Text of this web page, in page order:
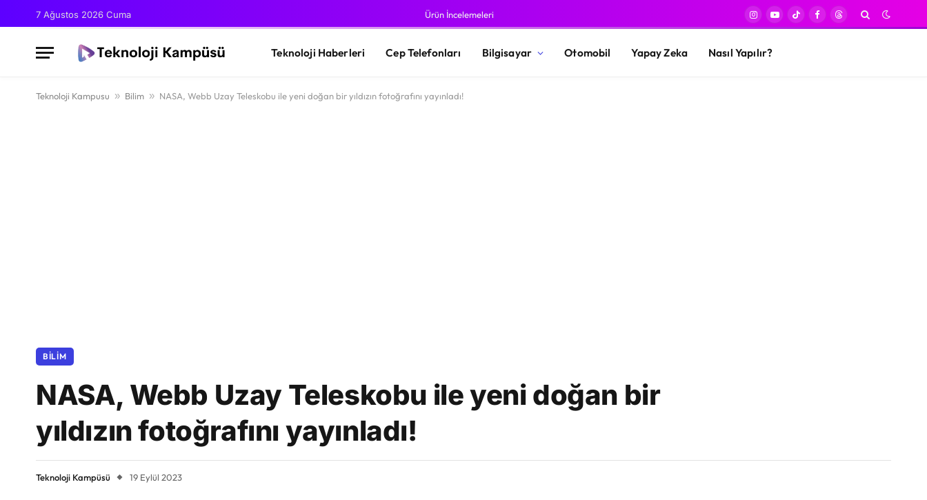
7 Ağustos 2026 Cuma Ürün İncelemeleri
Instagram
YouTube
TikTokFacebook
Threads
Teknoloji Haberleri Cep Telefonları Bilgisayar Otomobil Yapay Zeka Nasıl Yapılır?
Teknoloji Kampusu » Bilim » NASA, Webb Uzay Teleskobu ile yeni doğan bir yıldızın fotoğrafını yayınladı!
BILIM
NASA, Webb Uzay Teleskobu ile yeni doğan bir
yıldızın fotoğrafını yayınladı!
Teknoloji Kampüsü 19 Eylül 2023